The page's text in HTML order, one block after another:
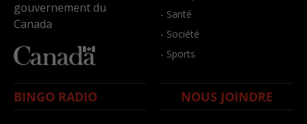
gouvernement du
Canada
- Santé
- Société
- Sports
BINGO RADIO NOUS JOINDRE